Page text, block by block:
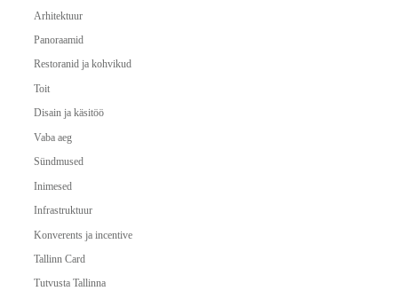
Arhitektuur
Panoraamid
Restoranid ja kohvikud
Toit
Disain ja käsitöö
Vaba aeg
Sündmused
Inimesed
Infrastruktuur
Konverents ja incentive
Tallinn Card
Tutvusta Tallinna